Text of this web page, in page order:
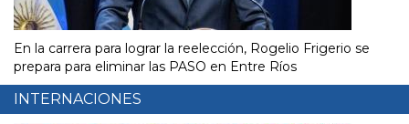
En la carrera para lograr la reelección, Rogelio Frigerio se
prepara para eliminar las PASO en Entre Ríos
INTERNACIONES